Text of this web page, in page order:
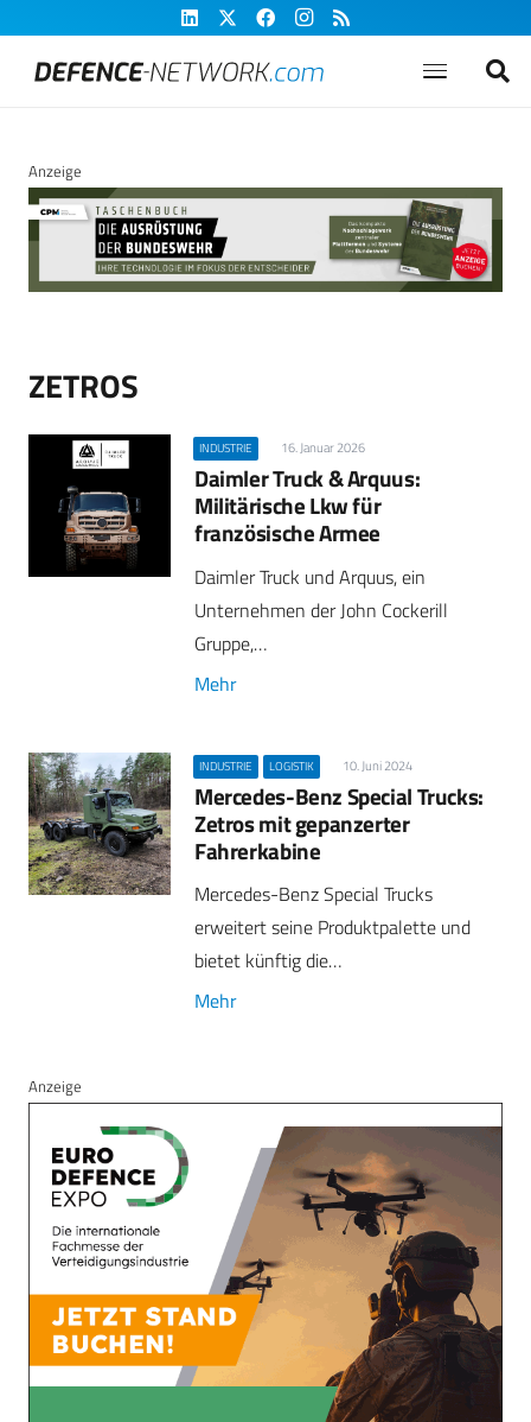
Anzeige
ZETROS
INDUSTRIE 16. Januar 2026
Daimler Truck & Arquus:
Militärische Lkw für
französische Armee
Daimler Truck und Arquus, ein
Unternehmen der John Cockerill
Gruppe,…
Mehr
INDUSTRIE LOGISTIK 10. Juni 2024
Mercedes-Benz Special Trucks:
Zetros mit gepanzerter
Fahrerkabine
Mercedes-Benz Special Trucks
erweitert seine Produktpalette und
bietet künftig die…
Mehr
Anzeige